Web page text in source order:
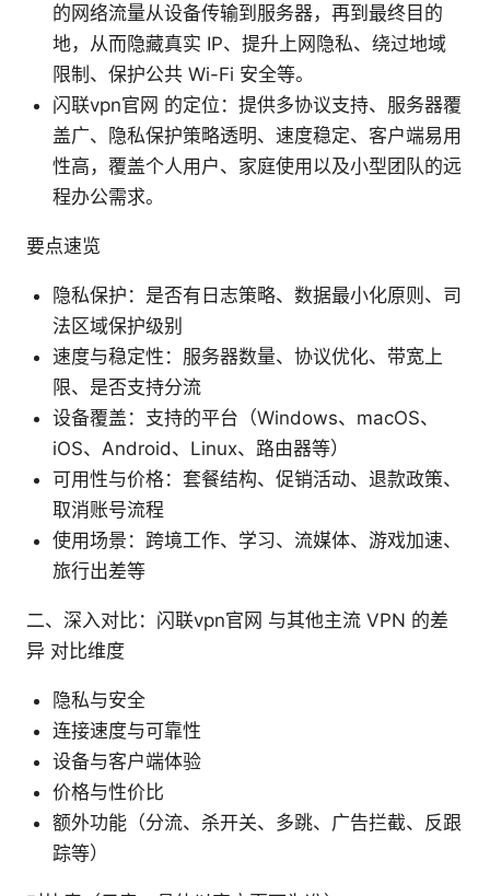
的网络流量从设备传输到服务器，再到最终目的
地，从而隐藏真实 IP、提升上网隐私、绕过地域
限制、保护公共 Wi-Fi 安全等。
闪联vpn官网 的定位：提供多协议支持、服务器覆
盖广、隐私保护策略透明、速度稳定、客户端易用
性高，覆盖个人用户、家庭使用以及小型团队的远
程办公需求。
要点速览
隐私保护：是否有日志策略、数据最小化原则、司
法区域保护级别
速度与稳定性：服务器数量、协议优化、带宽上
限、是否支持分流
设备覆盖：支持的平台（Windows、macOS、
iOS、Android、Linux、路由器等）
可用性与价格：套餐结构、促销活动、退款政策、
取消账号流程
使用场景：跨境工作、学习、流媒体、游戏加速、
旅行出差等
二、深入对比：闪联vpn官网 与其他主流 VPN 的差
异 对比维度
隐私与安全
连接速度与可靠性
设备与客户端体验
价格与性价比
额外功能（分流、杀开关、多跳、广告拦截、反跟
踪等）